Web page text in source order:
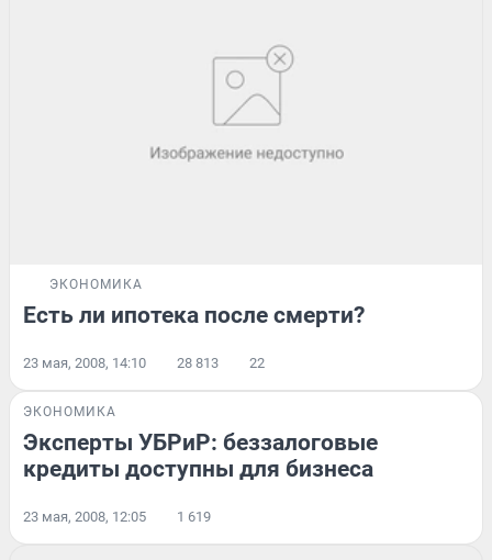
ЭКОНОМИКА
Есть ли ипотека после смерти?
23 мая, 2008, 14:10 28 813 22
ЭКОНОМИКА
Эксперты УБРиР: беззалоговые
кредиты доступны для бизнеса
23 мая, 2008, 12:05 1 619